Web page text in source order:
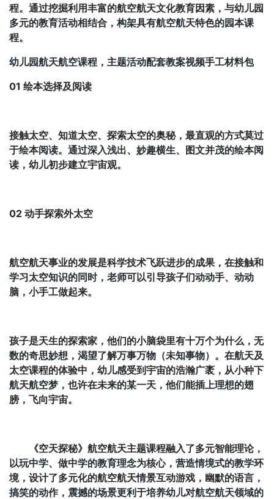
程。通过挖掘利用丰富的航空航天文化教育因素，与幼儿园
多元的教育活动相结合，构架具有航空航天特色的园本课
程。
幼儿园航天航空课程，主题活动配套教案视频手工材料包
01 绘本选择及阅读
接触太空、知道太空、探索太空的奥秘，最直观的方式莫过
于绘本阅读。通过深入浅出、妙趣横生、图文并茂的绘本阅
读，幼儿初步建立宇宙观。
02 动手探索外太空
航空航天事业的发展是科学技术飞跃进步的成果，在接触和
学习太空知识的同时，老师可以引导孩子们动动手、动动
脑，小手工做起来。
孩子是天生的探索家，他们的小脑袋里有十万个为什么，无
数的奇思妙想，渴望了解万事万物（未知事物）。在航天及
太空课程的体验中，幼儿感受到宇宙的浩瀚广袤，从小种下
航天航空梦，也许在未来的某一天，他们能插上理想的翅
膀，飞向宇宙。
《空天探秘》航空航天主题课程融入了多元智能理论，
以玩中学、做中学的教育理念为核心，营造情境式的教学环
境，设计了多元化的航空航天情景互动游戏，幽默的语言，
搞笑的动作，震撼的场景更利于培养幼儿对航空航天领域的